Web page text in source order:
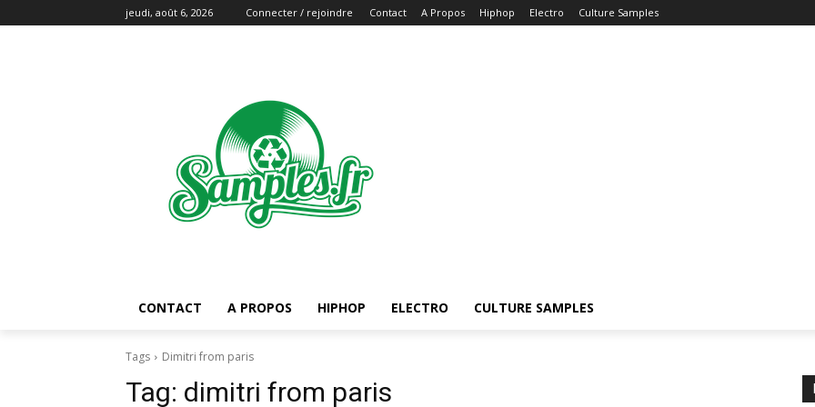
jeudi, août 6, 2026 Connecter / rejoindre Contact A Propos Hiphop Electro Culture Samples
CONTACT A PROPOS HIPHOP ELECTRO CULTURE SAMPLES
Tags Dimitri from paris
Tag: dimitri from paris